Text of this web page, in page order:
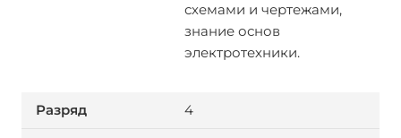
схемами и чертежами,
знание основ
электротехники.
4